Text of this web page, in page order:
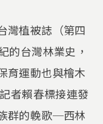
灣植被誌（第四
的台灣林業史，
育運動也與檜木
者賴春標接連發
群的輓歌─西林